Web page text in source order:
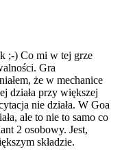
;-) Co mi w tej grze
Gra
że w mechanice
działa przy większej
nie działa. W Goa
ale to nie to samo co
2 osobowy. Jest,
składzie.